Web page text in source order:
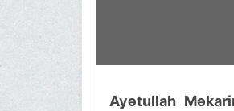
Ayətullah